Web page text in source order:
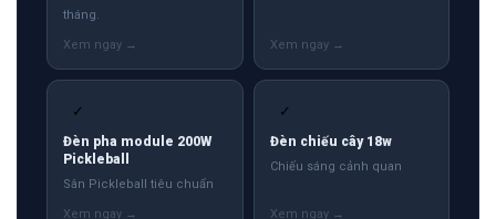
tháng.
✓
Đèn pha module 200W
Pickleball
Sân Pickleball tiêu chuẩn
✓
Đèn chiếu cây 18w
Chiếu sáng cảnh quan